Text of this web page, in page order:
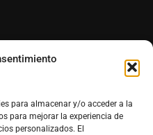
para almacenar y/o acceder a la
para mejorar la experiencia de
personalizados. El